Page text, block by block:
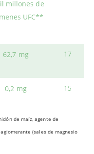
millones de
UFC**
62,7 mg 17
0,2 mg 15
de maíz, agente de
(sales de magnesio